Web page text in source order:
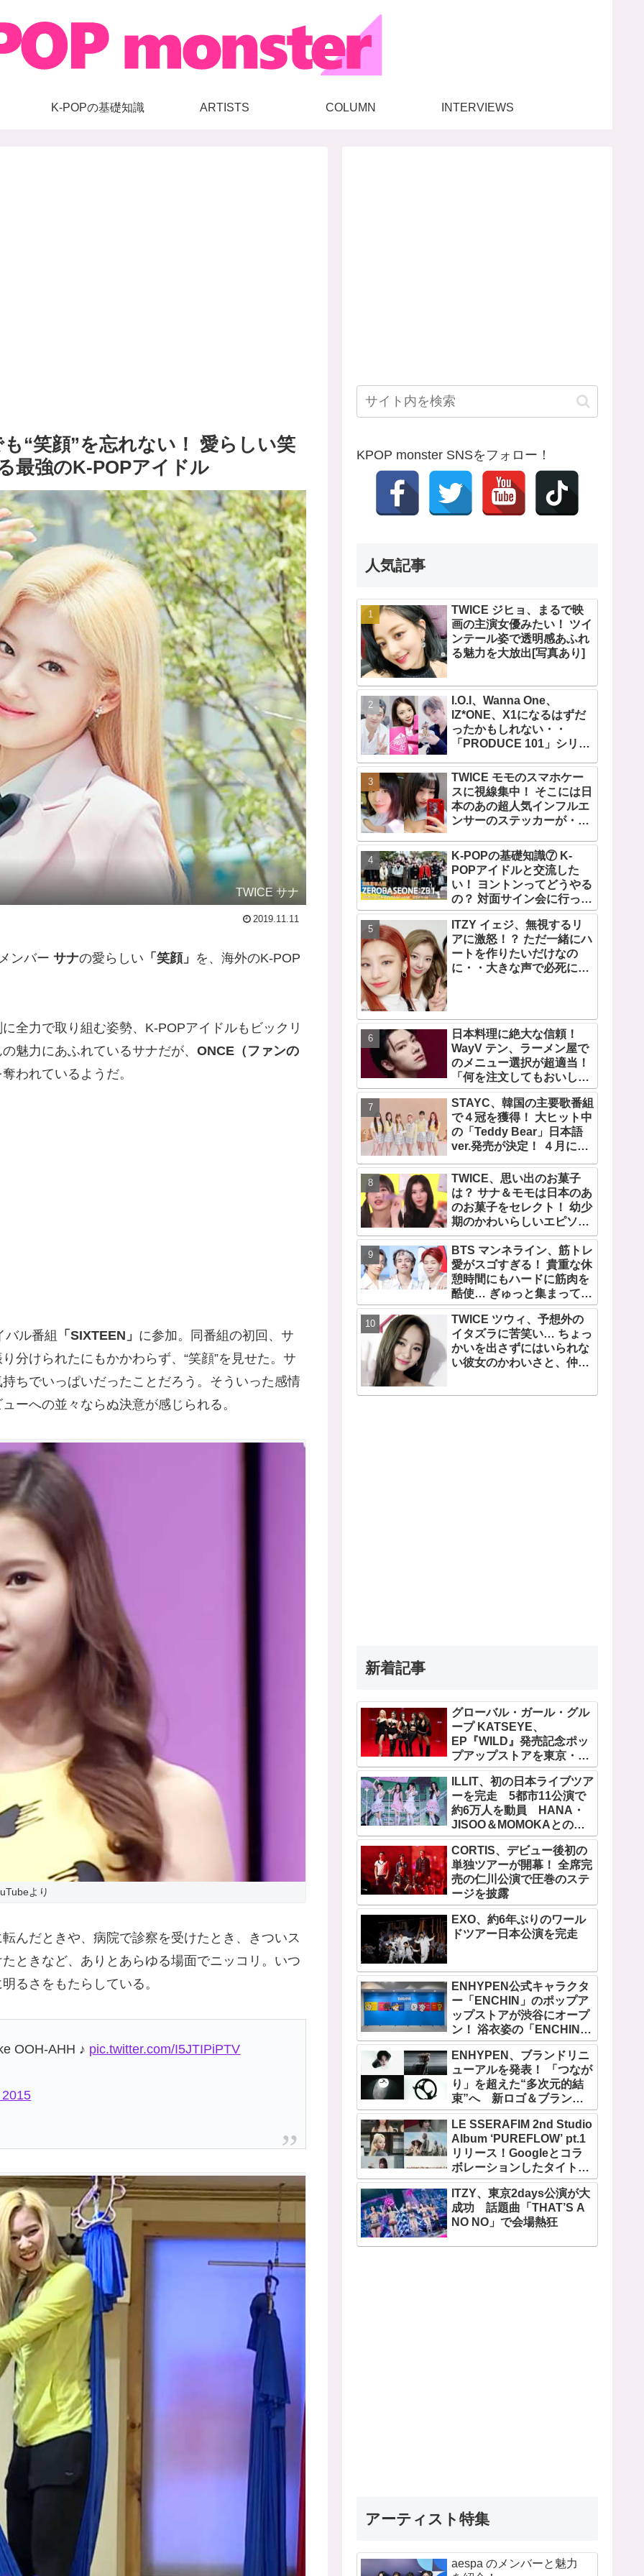
K-POPの基礎知識 ARTISTS COLUMN INTERVIEWS
“笑顔”を忘れない！ 愛らしい笑
最強のK-POPアイドル
TWICE サナ
2019.11.11
ンバー サナの愛らしい 「笑顔」 を、海外のK-POP
全力で取り組む姿勢、K-POPアイドルもビックリ
魅力にあふれているサナだが、 ONCE（ファンの
われているようだ。
バル番組 「SIXTEEN」 に参加。同番組の初回、サ
分けられたにもかかわらず、“笑顔”を見せた。サ
ちでいっぱいだったことだろう。そういった感情
ーへの並々ならぬ決意が感じられる。
より
んだときや、病院で診察を受けたとき、きついス
ときなど、ありとあらゆる場面でニッコリ。いつ
るさをもたらしている。
OOH-AHH ♪ pic.twitter.com/I5JTIPiPTV
KPOP monster SNSをフォロー！
人気記事
TWICE ジヒョ、まるで映
画の主演女優みたい！ ツイ
ンテール姿で透明感あふれ
る魅力を大放出[写真あり]
I.O.I、Wanna One、
IZ*ONE、X1になるはずだ
ったかもしれない・・
「PRODUCE 101」シリー
せられた練習生12人の氏名
が公表
TWICE モモのスマホケー
スに視線集中！ そこには日
本のあの超人気インフルエ
ンサーのステッカーが・・
るその人物は大よろこび！
まさに「成功したファン」
だと話題沸騰
K-POPの基礎知識⑦ K-
POPアイドルと交流した
い！ ヨントンってどうやる
の？ 対面サイン会に行って
みたい！ ショケ、お見送り
会、握手会・・・リリース
イベントあれこれを紹介
ITZY イェジ、無視するリ
アに激怒！？ ただ一緒にハ
ートを作りたいだけなの
に・・大きな声で必死にア
日本料理に絶大な信頼！
WayV テン、ラーメン屋で
のメニュー選択が超適当！
「何を注文してもおいしい
から・・」日本の食べ物に
関する持論を明かす
STAYC、韓国の主要歌番組
で４冠を獲得！ 大ヒット中
の「Teddy Bear」日本語
ver.発売が決定！ ４月には
催
TWICE、思い出のお菓子
は？ サナ＆モモは日本のあ
のお菓子をセレクト！ 幼少
期のかわいらしいエピソー
ドも公開
BTS マンネライン、筋トレ
愛がスゴすぎる！ 貴重な休
憩時間にもハードに筋肉を
酷使… ぎゅっと集まってお
互いの体に負荷をかけあう
３人のトレーニング風景が
かわいすぎるとファンくぎ
づけ
TWICE ツウィ、予想外の
イタズラに苦笑い… ちょっ
かいを出さずにはいられな
い彼女のかわいさと、仲睦
新着記事
グローバル・ガール・グル
ープ KATSEYE、
EP『WILD』発売記念ポッ
プアップストアを東京・原
宿で開催 限定グッズも登
場ILLIT、初の日本ライブツア
ーを完走 5都市11公演で
約6万人を動員 HANA・
JISOO＆MOMOKAとのス
ペシャルコラボも実現
CORTIS、デビュー後初の
単独ツアーが開幕！ 全席完
売の仁川公演で圧巻のステ
ージを披露
EXO、約6年ぶりのワール
ドツアー日本公演を完走
ENHYPEN公式キャラクタ
ー「ENCHIN」のポップア
ップストアが渋谷にオープ
ン！ 浴衣姿の「ENCHIN」
が登場
ENHYPEN、ブランドリニ
ューアルを発表！ 「つなが
り」を超えた“多次元的結
束”へ 新ロゴ＆ブランド
フィルム公開
LE SSERAFIM 2nd Studio
Album ‘PUREFLOW’ pt.1
リリース！Googleとコラ
ボレーションしたタイトル
曲「BOOMPALA」MVも公
開
ITZY、東京2days公演が大
成功 話題曲「THAT’S A
NO NO」で会場熱狂
アーティスト特集
aespa のメンバーと魅力